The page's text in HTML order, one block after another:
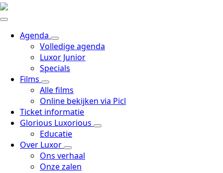
Agenda
Volledige agenda
Luxor Junior
Specials
Films
Alle films
Online bekijken via Picl
Ticket informatie
Glorious Luxorious
Educatie
Over Luxor
Ons verhaal
Onze zalen